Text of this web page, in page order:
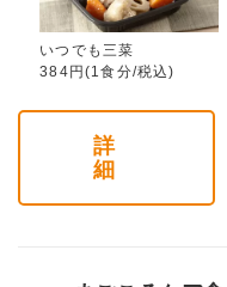
いつでも三菜
384円(1食分/税込)
詳
細